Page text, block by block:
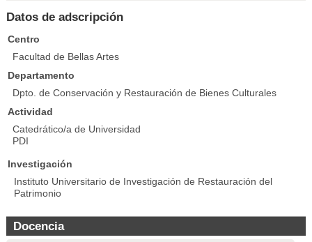
Datos de adscripción
Centro
Facultad de Bellas Artes
Departamento
Dpto. de Conservación y Restauración de Bienes Culturales
Actividad
Catedrático/a de Universidad
PDI
Investigación
Instituto Universitario de Investigación de Restauración del
Patrimonio
Docencia